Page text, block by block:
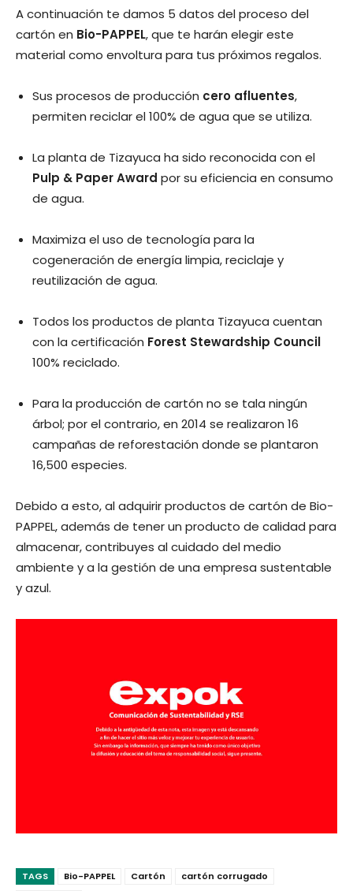
A continuación te damos 5 datos del proceso del
cartón en Bio-PAPPEL, que te harán elegir este
material como envoltura para tus próximos regalos.
Sus procesos de producción cero afluentes,
permiten reciclar el 100% de agua que se utiliza.
La planta de Tizayuca ha sido reconocida con el
Pulp & Paper Award por su eficiencia en consumo
de agua.
Maximiza el uso de tecnología para la
cogeneración de energía limpia, reciclaje y
reutilización de agua.
Todos los productos de planta Tizayuca cuentan
con la certificación Forest Stewardship Council
100% reciclado.
Para la producción de cartón no se tala ningún
árbol; por el contrario, en 2014 se realizaron 16
campañas de reforestación donde se plantaron
16,500 especies.
Debido a esto, al adquirir productos de cartón de Bio-
PAPPEL, además de tener un producto de calidad para
almacenar, contribuyes al cuidado del medio
ambiente y a la gestión de una empresa sustentable
y azul.
TAGS Bio-PAPPEL Cartón cartón corrugado